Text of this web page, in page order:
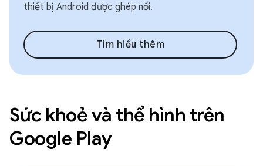
thiết bị Android được ghép nối.
Tìm hiểu thêm
Sức khoẻ và thể hình trên
Google Play